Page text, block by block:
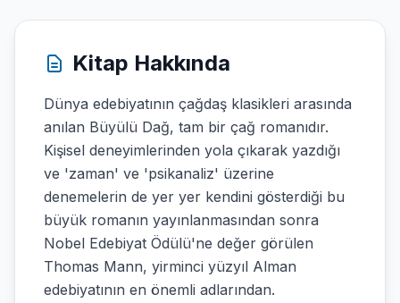
Kitap Hakkında
Dünya edebiyatının çağdaş klasikleri arasında
anılan Büyülü Dağ, tam bir çağ romanıdır.
Kişisel deneyimlerinden yola çıkarak yazdığı
ve 'zaman' ve 'psikanaliz' üzerine
denemelerin de yer yer kendini gösterdiği bu
büyük romanın yayınlanmasından sonra
Nobel Edebiyat Ödülü'ne değer görülen
Thomas Mann, yirminci yüzyıl Alman
edebiyatının en önemli adlarından.